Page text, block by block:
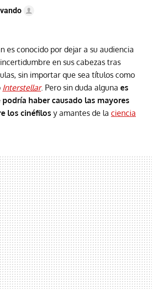
es conocido por dejar a su audiencia
en sus cabezas tras
sin importar que sea títulos como
Interstellar. Pero sin duda alguna es
haber causado las mayores
los cinéfilos y amantes de la ciencia